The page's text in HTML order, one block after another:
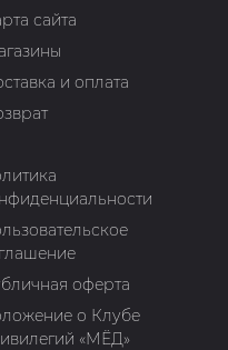
сайта
и оплата
оферта
о Клубе
«МЁД»